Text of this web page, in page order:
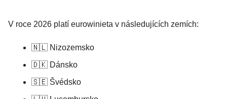
V roce 2026 platí eurowinieta v následujících zemích:
🇳🇱 Nizozemsko
🇩🇰 Dánsko
🇸🇪 Švédsko